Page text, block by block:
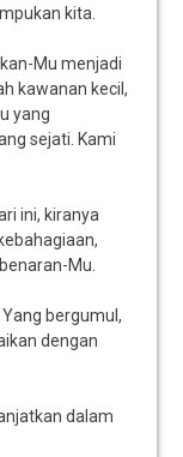
kita.
Mu menjadi
kawanan kecil,
yang
sejati. Kami
ini, kiranya
Mu.
bergumul,
dengan
dalam